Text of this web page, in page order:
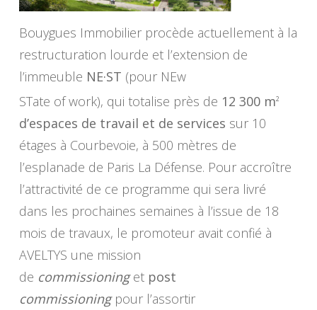
Bouygues Immobilier procède actuellement à la
restructuration lourde et l’extension de
l’immeuble NE·ST (pour NEw
STate of work), qui totalise près de 12 300 m2
d’espaces de travail et de services sur 10
étages à Courbevoie, à 500 mètres de
l’esplanade de Paris La Défense. Pour accroître
l’attractivité de ce programme qui sera livré
dans les prochaines semaines à l’issue de 18
mois de travaux, le promoteur avait confié à
AVELTYS une mission
de commissioninget post
commissioningpour l’assortir